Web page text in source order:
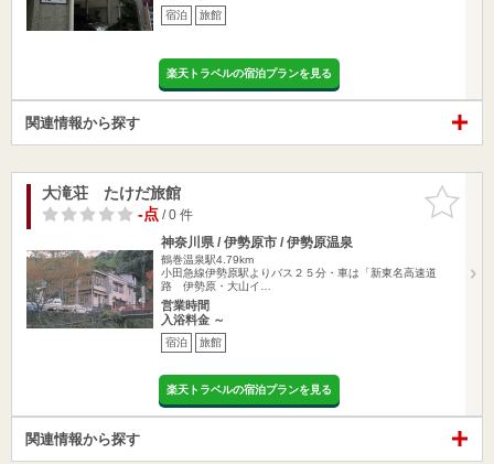
宿泊 旅館
楽天トラベルの宿泊プランを見る
関連情報から探す
お気に入
りに追加
大滝荘 たけだ旅館
-点/ 0 件
神奈川県 / 伊勢原市 / 伊勢原温泉
鶴巻温泉駅4.79km
小田急線伊勢原駅よりバス２５分・車は「新東名高速道
路 伊勢原・大山イ…
営業時間
入浴料金 ～
宿泊 旅館
楽天トラベルの宿泊プランを見る
関連情報から探す